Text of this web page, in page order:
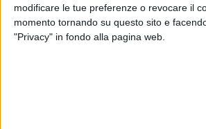
modificare le tue preferenze o revocare il
momento tornando su questo sito e
"Privacy" in fondo alla pagina web.
PHOTOGALLERY